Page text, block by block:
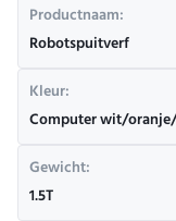
Productnaam:
Robotspuitverf
Kleur:
Computer wit/
Gewicht:
1.5T